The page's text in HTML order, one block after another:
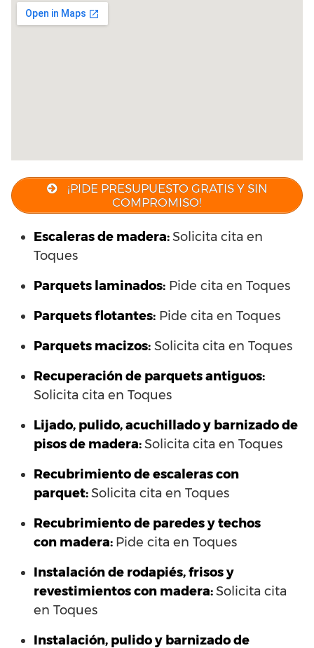
¡PIDE PRESUPUESTO GRATIS Y SIN
COMPROMISO!
Escaleras de madera:Solicita cita en
Toques
Parquets laminados: Pide cita en Toques
Parquets flotantes: Pide cita en Toques
Parquets macizos: Solicita cita en Toques
Recuperación de parquets antiguos:
Solicita cita en Toques
Lijado, pulido, acuchillado y barnizado de
pisos de madera:Solicita cita en Toques
Recubrimiento de escaleras con
parquet:Solicita cita en Toques
Recubrimiento de paredes y techos
con madera: Pide cita en Toques
Instalación de rodapiés, frisos y
revestimientos con madera:Solicita cita
en Toques
Instalación, pulido y barnizado de